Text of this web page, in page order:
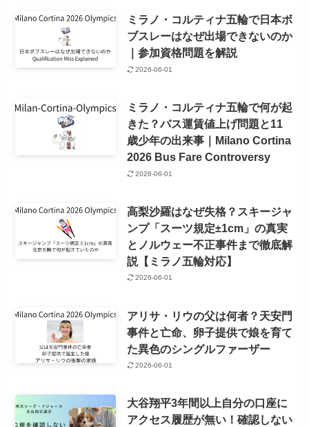
ミラノ・コルティナ五輪で日本ボ
ブスレーはなぜ出場できないのか
｜参加資格問題を解説
2026-06-01
ミラノ・コルティナ五輪で何が起
きた？バス運賃値上げ問題と11
歳少年の出来事｜Milano Cortina
2026 Bus Fare Controversy
2026-06-01
高梨沙羅はなぜ失格？スキージャ
ンプ「スーツ規定±1cm」の真実
とノルウェー不正事件まで徹底解
説【ミラノ五輪対応】
2026-06-01
アリサ・リウの父は何者？天安門
事件と亡命、卵子提供で娘を育て
た異色のシングルファーザー
2026-06-01
大谷翔平3年間以上自分の口座に
アクセス履歴が無い！確認しない